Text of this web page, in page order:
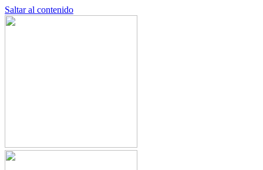
Saltar al contenido